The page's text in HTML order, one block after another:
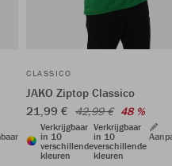
CLASSICO
JAKO Ziptop Classico
21,99 € 42,99 € 48 %
Verkrijgbaar
in 10
verschillende
kleuren
Verkrijgbaar
in 10
verschillende
kleuren